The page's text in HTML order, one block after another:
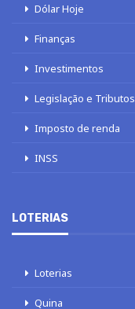
Dólar Hoje
Finanças
Investimentos
Legislação e Tributos
Imposto de renda
INSS
LOTERIAS
Loterias
Quina